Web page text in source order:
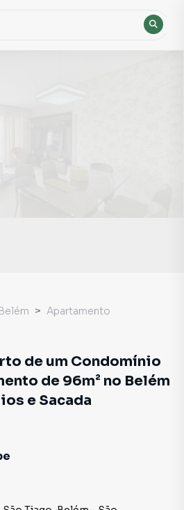
Belém
Apartamento
de um Condomínio
de 96m² no Belém
e Sacada